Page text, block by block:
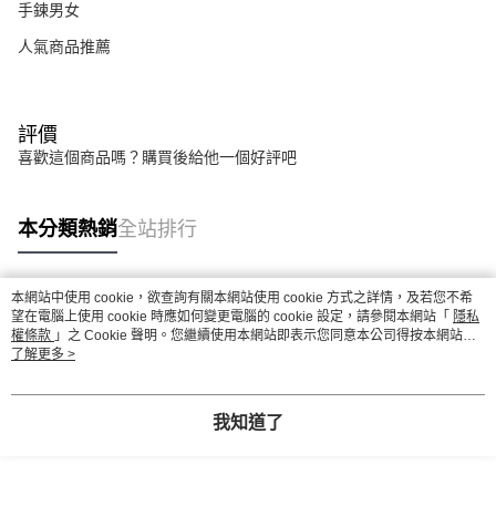
手鍊男女
人氣商品推薦
評價
喜歡這個商品嗎？購買後給他一個好評吧
本分類熱銷全站排行
熱門標籤
本網站中使用 cookie，欲查詢有關本網站使用 cookie 方式之詳情，及若您不希
望在電腦上使用 cookie 時應如何變更電腦的 cookie 設定，請參閱本網站「 隱私
權條款 」之 Cookie 聲明。您繼續使用本網站即表示您同意本公司得按本網站使
用條款之 Cookie 聲明使用 cookie。
了解更多 >
我知道了